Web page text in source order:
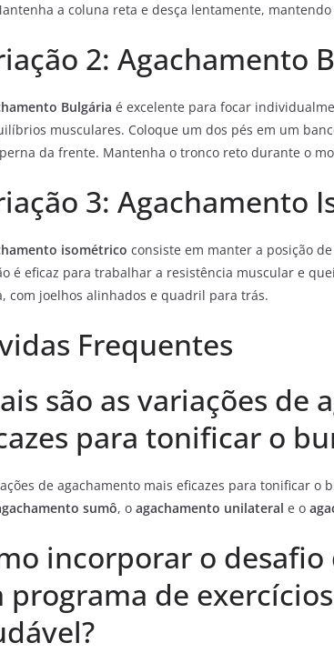
a coluna reta e desça lentamente,
2: Agachamento
Bulgária é excelente para focar
musculares. Coloque um dos pés em um
da frente. Mantenha o tronco reto durante o
3: Agachamento
isométrico consiste em manter a posição
é eficaz para trabalhar a resistência muscular e
com joelhos alinhados e quadril para trás.
Frequentes
são as variações de
para tonificar o
de agachamento mais eficazes para tonificar o
sumô, o agachamento unilateral e o
incorporar o
programa de